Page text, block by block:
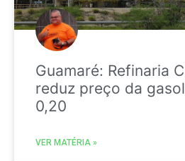
Guamaré: Refinaria
reduz preço da
0,20
VER MATÉRIA »